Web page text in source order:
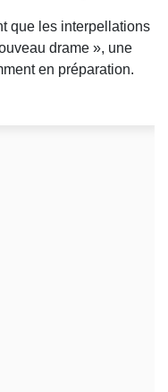
que les interpellations
drame », une
en préparation.